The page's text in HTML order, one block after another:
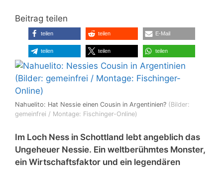
Beitrag teilen
teilen teilen E-Mail
teilen teilen teilen
Nahuelito: Hat Nessie einen Cousin in Argentinien? (Bilder:
gemeinfrei / Montage: Fischinger-Online)
Im Loch Ness in Schottland lebt angeblich das
Ungeheuer Nessie. Ein weltberühmtes Monster,
ein Wirtschaftsfaktor und ein legendären